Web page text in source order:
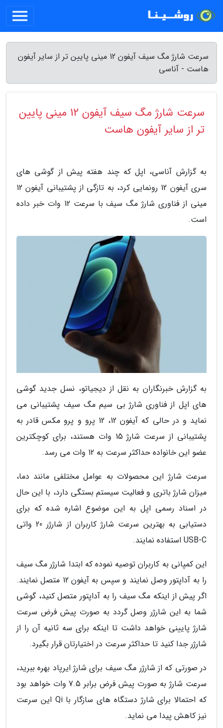
سرعت شارژ مگ سیف آیفون 12 مینی پایین تر از سایر آیفون
هاست - آناسی
سرعت شارژ مگ سیف آیفون 12 مینی پایین
تر از سایر آیفون هاست
به گزارش آناسی، اپل که چند هفته پیش از گوشی های
سری آیفون 12 رونمایی کرد، به تازگی از پشتیبانی آیفون 12
مینی از فناوری شارژ مگ سیف با سرعت 12 وات خبر داده
است.
به گزارش خبرنگاران به نقل از دیجیاتو، نسل جدید گوشی
های اپل از فناوری شارژ بی سیم مگ سیف پشتیبانی می
نماید و در حالی که آیفون 12، 12 پرو و پرو مکس قادر به
پشتیبانی از سرعت شارژ 15 وات هستند، برای کوچکترین
عضو این خانواده حداکثر سرعت به 12 وات می رسد.
سرعت شارژ این محصولات به عوامل مختلفی مانند دما،
میزان شارژ باتری و فعالیت سیستم بستگی دارد، با این حال
در اسناد رسمی اپل به این موضوع اشاره شده که برای
دستیابی به بهترین سرعت شارژ کاربران از شارژر 20 واتی
USB-C استفاده نمایند.
این کمپانی به کاربران توصیه نموده که ابتدا شارژر مگ سیف
را به آداپتور وصل نمایند و سپس به آیفون 12 متصل نمایند.
اگر پیش از اینکه مگ سیف را به آداپتور متصل کنید، گوشی
شما به این شارژر وصل گردد به صورت پیش فرض سرعت
شارژ پایینی خواهد داشت تا اینکه برای سه ثانیه آن را از
شارژر جدا کنید تا حداکثر سرعت در اختیارتان قرار بگیرد.
در صورتی که از شارژر مگ سیف برای شارژ ایرپاد بهره ببرید،
سرعت شارژ به صورت پیش فرض برابر 7.5 وات خواهد بود
که احتمالا برای شارژ دستگاه های سازگار با Qi این سرعت
نیز کاهش پیدا می نماید.